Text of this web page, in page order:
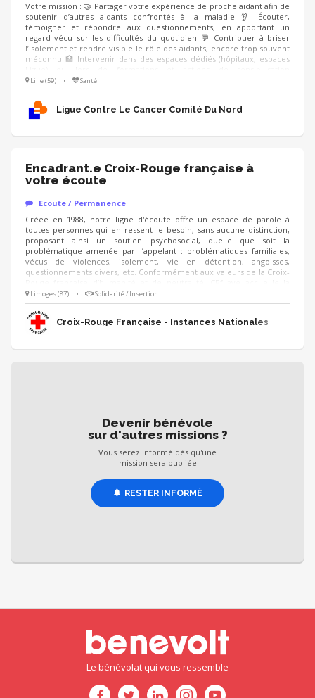
Votre mission : 🤝 Partager votre expérience de proche aidant afin de
soutenir d’autres aidants confrontés à la maladie 👂 Écouter,
témoigner et répondre aux questionnements, en apportant un
regard vécu sur les difficultés du quotidien 💬 Contribuer à briser
l’isolement et rendre visible le rôle des aidants, encore trop souvent
méconnu 🏥 Intervenir dans des espaces dédiés (hôpitaux, espaces
(professionnels de santé, entreprises), en étant accompagné.e par un
modérateur formé Compétences : ❤️ Écoute bienveillante et
empathie 🗝️ Capacité à prendre du recul sur son vécu 🤐 Respect du
cadre et de la confidentialité
Lille (59) • Santé
Ligue Contre Le Cancer Comité Du Nord
Encadrant.e Croix-Rouge française à
votre écoute
Ecoute / Permanence
Créée en 1988, notre ligne d'écoute offre un espace de parole à
toutes personnes qui en ressent le besoin, sans aucune distinction,
proposant ainsi un soutien psychosocial, quelle que soit la
problématique amenée par l’appelant : problématiques familiales,
vécus de violences, isolement, vie en détention, angoisses,
questionnements divers, etc. Conformément aux valeurs de la Croix-
parole de toutes les personnes issues de la population générale mais
aussi tous les détenus incarcérés en France. Dans ce cadre, les
bénévoles écoutent en moyenne 140 000 appels par an dont ⅓
proviennent de personnes placées sous main de justice.
Limoges (87) • Solidarité / Insertion
Croix-Rouge Française - Instances Nationales
Devenir bénévole
sur d'autres missions ?
Vous serez informé dès qu'une
mission sera publiée
RESTER INFORMÉ
Le bénévolat qui vous ressemble